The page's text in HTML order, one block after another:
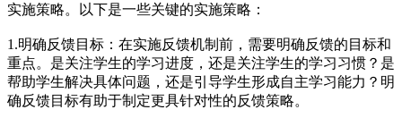
实施策略。以下是一些关键的实施策略：
1.明确反馈目标：在实施反馈机制前，需要明确反馈的目标和
重点。是关注学生的学习进度，还是关注学生的学习习惯？是
帮助学生解决具体问题，还是引导学生形成自主学习能力？明
确反馈目标有助于制定更具针对性的反馈策略。